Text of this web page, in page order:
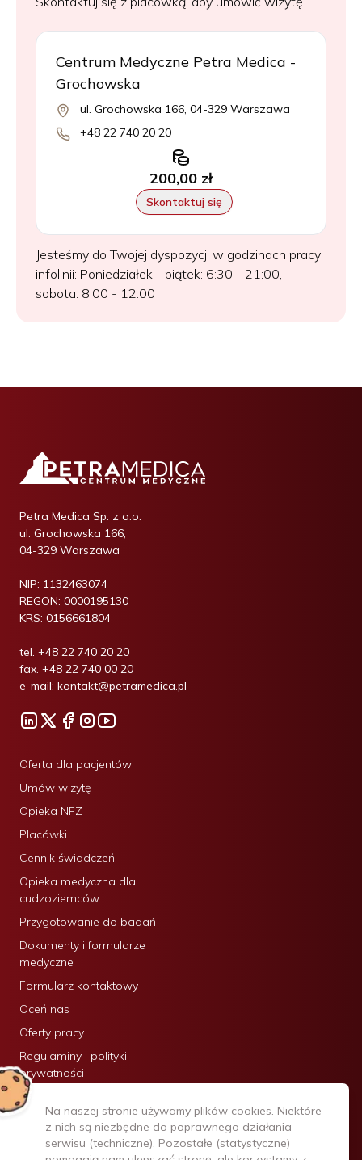
Centrum Medyczne Petra Medica -
Grochowska
ul. Grochowska 166, 04-329 Warszawa
+48 22 740 20 20
200,00 zł
Skontaktuj się
Jesteśmy do Twojej dyspozycji w godzinach pracy
infolinii: Poniedziałek - piątek: 6:30 - 21:00,
sobota: 8:00 - 12:00
Petra Medica Sp. z o.o.
ul. Grochowska 166,
04-329 Warszawa
NIP: 1132463074
REGON: 0000195130
KRS: 0156661804
tel. +48 22 740 20 20
fax. +48 22 740 00 20
e-mail: kontakt@petramedica.pl
Oferta dla pacjentów
Umów wizytę
Opieka NFZ
Placówki
Cennik świadczeń
Opieka medyczna dla
cudzoziemców
Przygotowanie do badań
Dokumenty i formularze
medyczne
Formularz kontaktowy
Oceń nas
Oferty pracy
Regulaminy i polityki
prywatności
Certyfikaty:
Na naszej stronie używamy plików cookies. Niektóre
z nich są niezbędne do poprawnego działania
serwisu (techniczne). Pozostałe (statystyczne)